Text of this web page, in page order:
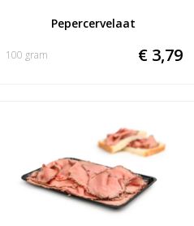
Pepercervelaat
€ 3,79
100 gram